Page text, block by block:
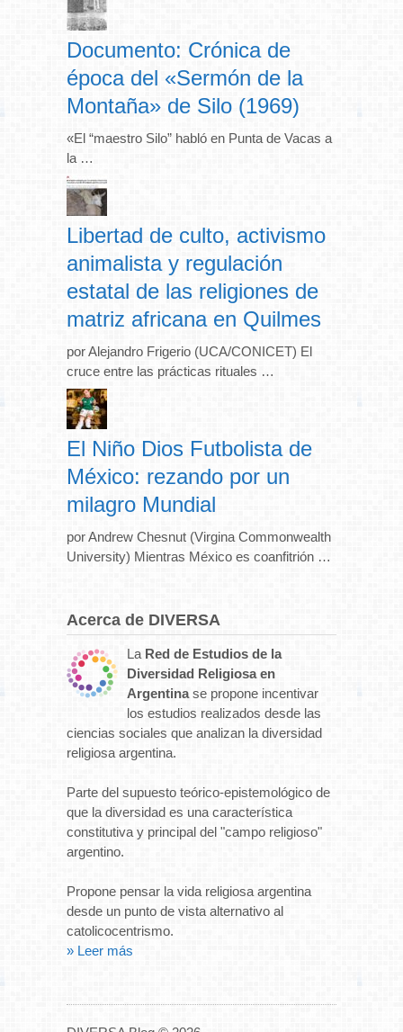
Documento: Crónica de
época del «Sermón de la
Montaña» de Silo (1969)
«El “maestro Silo” habló en Punta de Vacas a
la …
Libertad de culto, activismo
animalista y regulación
estatal de las religiones de
matriz africana en Quilmes
por Alejandro Frigerio (UCA/CONICET) El
cruce entre las prácticas rituales …
El Niño Dios Futbolista de
México: rezando por un
milagro Mundial
por Andrew Chesnut (Virgina Commonwealth
University) Mientras México es coanfitrión …
Acerca de DIVERSA
La Red de Estudios de la
Diversidad Religiosa en
Argentinase propone incentivar
los estudios realizados desde las
ciencias sociales que analizan la diversidad
religiosa argentina.
Parte del supuesto teórico-epistemológico de
que la diversidad es una característica
constitutiva y principal del "campo religioso"
argentino.
Propone pensar la vida religiosa argentina
desde un punto de vista alternativo al
catolicocentrismo.
» Leer más